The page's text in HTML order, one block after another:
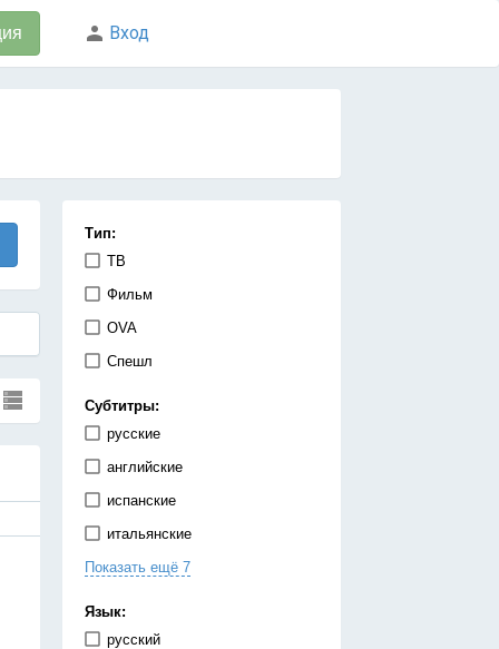
Вход
Тип:
ТВ
Фильм
OVA
Спешл
Субтитры:
русские
английские
испанские
итальянские
китайские
немецкие
Показать ещё 7
Язык:
русский